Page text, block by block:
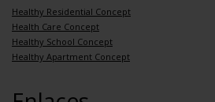
Healthy Residential Concept
Health Care Concept
Healthy School Concept
Healthy Apartment Concept